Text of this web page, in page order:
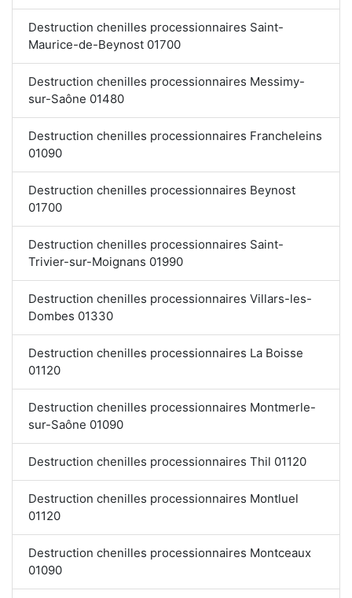
Destruction chenilles processionnaires Saint-
Maurice-de-Beynost 01700
Destruction chenilles processionnaires Messimy-
sur-Saône 01480
Destruction chenilles processionnaires Francheleins
01090
Destruction chenilles processionnaires Beynost
01700
Destruction chenilles processionnaires Saint-
Trivier-sur-Moignans 01990
Destruction chenilles processionnaires Villars-les-
Dombes 01330
Destruction chenilles processionnaires La Boisse
01120
Destruction chenilles processionnaires Montmerle-
sur-Saône 01090
Destruction chenilles processionnaires Thil 01120
Destruction chenilles processionnaires Montluel
01120
Destruction chenilles processionnaires Montceaux
01090